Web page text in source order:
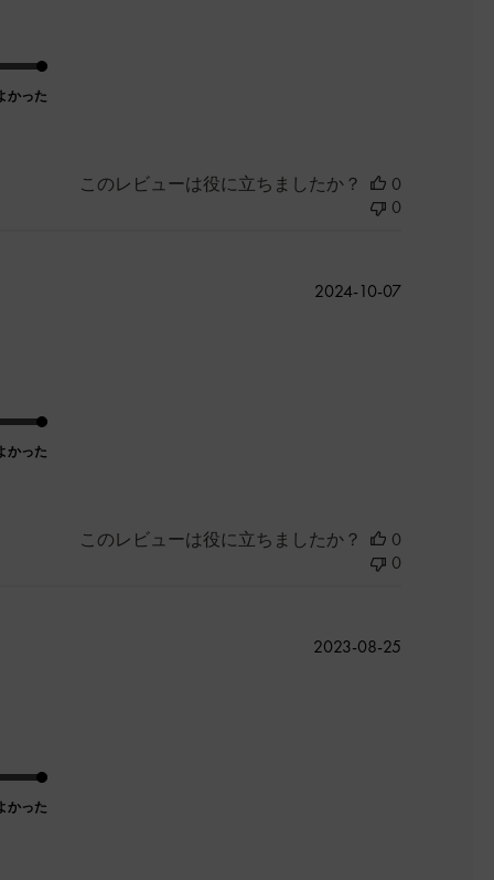
かった
このレビューは役に立ちましたか？
0
0
かった
公
2024-10-07
このレビューは役に立ちましたか？
0
0
かった
公
2023-08-25